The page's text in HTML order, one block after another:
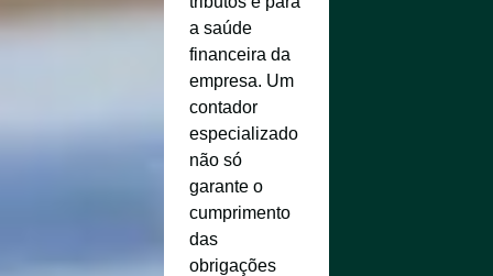
a saúde
financeira da
empresa. Um
contador
especializado
não só
garante o
cumprimento
das
obrigações